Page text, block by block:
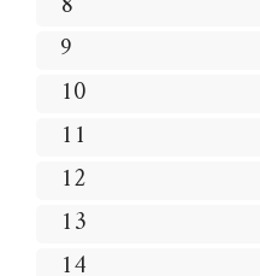
9
10
11
12
13
14